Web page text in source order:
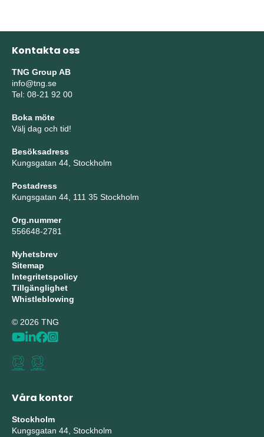
Kontakta oss
TNG Group AB
info@tng.se
Tel: 08-21 92 00
Boka möte
Välj dag och tid!
Besöksadress
Kungsgatan 44, Stockholm
Postadress
Kungsgatan 44, 111 35 Stockholm
Org.nummer
556648-2781
Nyhetsbrev
Sitemap
Integritetspolicy
Tillgänglighet
Whistleblowing
© 2026 TNG
Våra kontor
Stockholm
Kungsgatan 44, Stockholm